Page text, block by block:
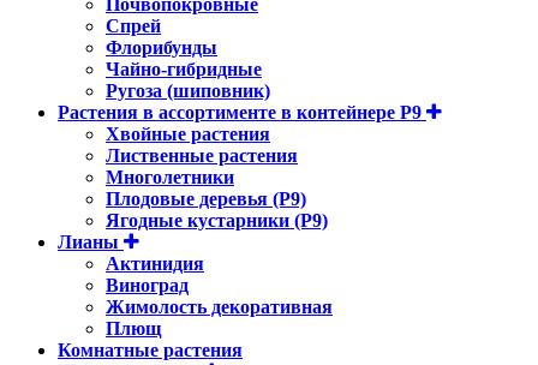
Почвопокровные
Спрей
Флорибунды
Чайно-гибридные
Ругоза (шиповник)
Растения в ассортименте в контейнере P9
Хвойные растения
Лиственные растения
Многолетники
Плодовые деревья (Р9)
Ягодные кустарники (Р9)
Лианы
Актинидия
Виноград
Жимолость декоративная
Плющ
Комнатные растения